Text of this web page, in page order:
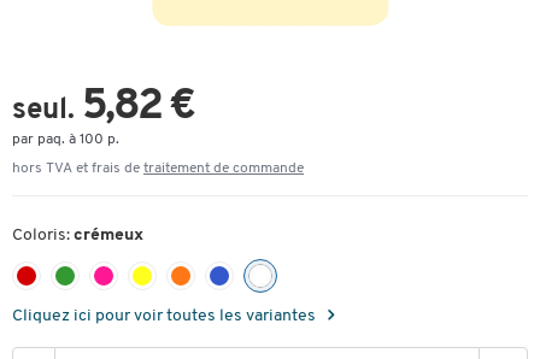
seul. 5,82 €
par paq. à 100 p.
hors TVA et frais de traitement de commande
Coloris: crémeux
Cliquez ici pour voir toutes les variantes